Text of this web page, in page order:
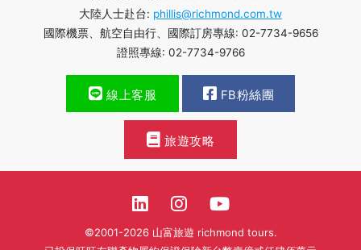
大陸人士赴台: phillis@richmond.com.tw
國際機票、航空自由行、國際訂房專線: 02-7734-9656
證照專線: 02-7734-9766
線上客服 FB粉絲團
旅遊攻略
©2001-2026 山富旅遊 richmond tours.